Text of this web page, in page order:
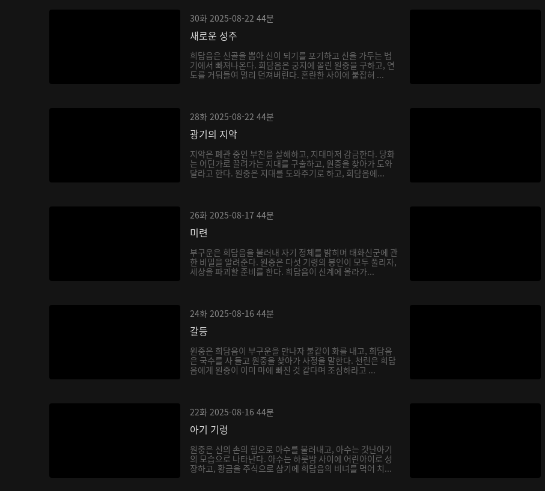
30화 2025-08-22 44분
새로운 성주
희담음은 신골을 뽑아 신이 되기를 포기하고 신을 가두는 법
기에서 빠져나온다. 희담음은 궁지에 몰린 원중을 구하고, 연
도를 거둬들여 멀리 던져버린다. 혼란한 사이에 붙잡혀 ...
28화 2025-08-22 44분
광기의 지악
지악은 폐관 중인 부친을 살해하고, 지대마저 감금한다. 당화
는 어딘가로 끌려가는 지대를 구출하고, 원중을 찾아가 도와
달라고 한다. 원중은 지대를 도와주기로 하고, 희담음에...
26화 2025-08-17 44분
미련
부구운은 희담음을 불러내 자기 정체를 밝히며 태화신군에 관
한 비밀을 알려준다. 원중은 다섯 기령의 봉인이 모두 풀리자,
세상을 파괴할 준비를 한다. 희담음이 신계에 올라가...
24화 2025-08-16 44분
갈등
원중은 희담음이 부구운을 만나자 불같이 화를 내고, 희담음
은 국수를 사 들고 원중을 찾아가 사정을 말한다. 천린은 희담
음에게 원중이 이미 마에 빠진 것 같다며 조심하라고 ...
22화 2025-08-16 44분
아기 기령
원중은 신의 손의 힘으로 아수를 불러내고, 아수는 갓난아기
의 모습으로 나타난다. 아수는 하룻밤 사이에 어린아이로 성
장하고, 황금을 주식으로 삼기에 희담음의 비녀를 먹어 치...